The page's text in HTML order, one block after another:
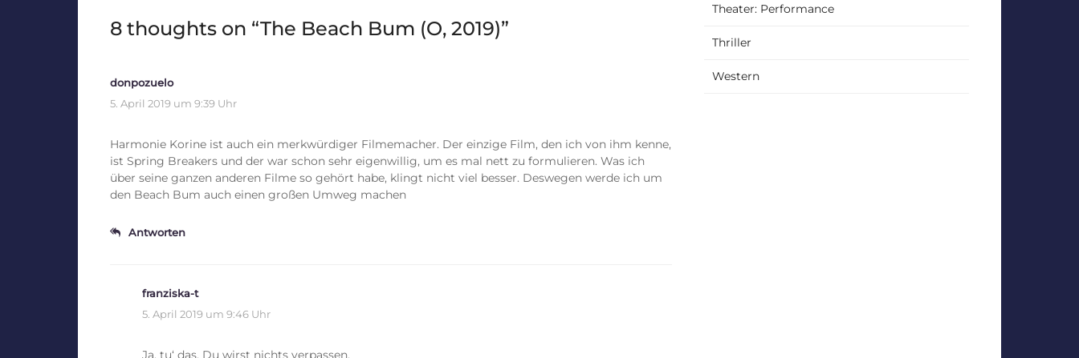
8 thoughts on “The Beach Bum (O, 2019)”
donpozuelo
5. April 2019 um 9:39 Uhr
Harmonie Korine ist auch ein merkwürdiger Filmemacher. Der einzige Film, den ich von ihm kenne,
ist Spring Breakers und der war schon sehr eigenwillig, um es mal nett zu formulieren. Was ich
über seine ganzen anderen Filme so gehört habe, klingt nicht viel besser. Deswegen werde ich um
den Beach Bum auch einen großen Umweg machen
Antworten
franziska-t
5. April 2019 um 9:46 Uhr
Ja, tu‘ das. Du wirst nichts verpassen.
Theater: Performance
Thriller
Western